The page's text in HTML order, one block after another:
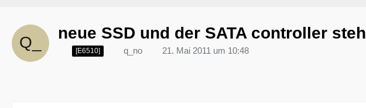
neue SSD und der SATA controller
[E6510] q_no 21. Mai 2011 um 10:48